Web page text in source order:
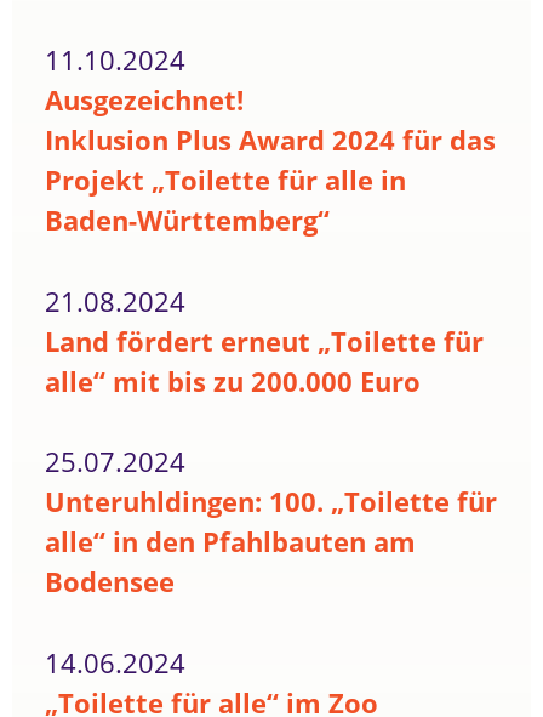
11.10.2024
Ausgezeichnet!
Inklusion Plus Award 2024 für das
Projekt „Toilette für alle in
Baden-Württemberg“
21.08.2024
Land fördert erneut „Toilette für
alle“ mit bis zu 200.000 Euro
25.07.2024
Unteruhldingen: 100. „Toilette für
alle“ in den Pfahlbauten am
Bodensee
14.06.2024
„Toilette für alle“ im Zoo